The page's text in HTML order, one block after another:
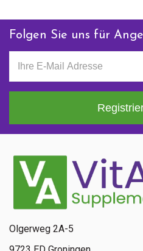
Folgen Sie uns für
Olgerweg 2A-5